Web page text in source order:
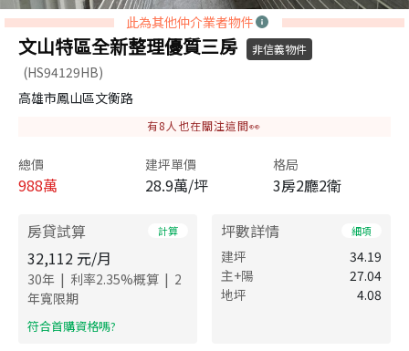
此為其他仲介業者物件
文山特區全新整理優質三房 非信義物件
(HS94129HB)
高雄市鳳山區文衡路
有8 人也在關注這間👀
總價
988萬
建坪單價
28.9萬/坪
格局
3房2廳2衛
房貸試算 計算
32,112 元/月
30年 | 利率2.35%概算 | 2
年寬限期
​符合首購資格嗎?
坪數詳情 細項
建坪
34.19
主+陽
27.04
地坪
4.08